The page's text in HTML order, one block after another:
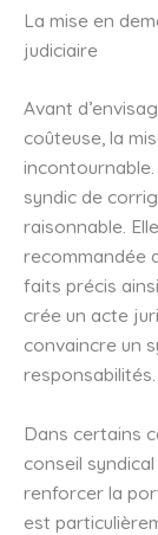
La mise en
judiciaire
Avant
coûteuse, la
syndic de
raisonnable.
recommandée
faits précis
crée un acte
convaincre un
responsabilités.
Dans certains
conseil
renforcer la
est